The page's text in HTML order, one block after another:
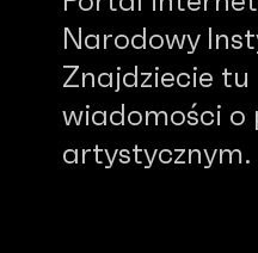
Narodowy
Znajdziecie
wiadomości o
artystycznym.